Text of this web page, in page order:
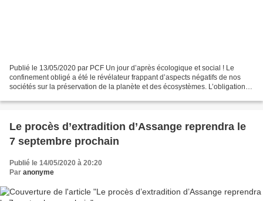
Publié le 13/05/2020 par PCF Un jour d’après écologique et social ! Le
confinement obligé a été le révélateur frappant d’aspects négatifs de nos
sociétés sur la préservation de la planète et des écosystèmes. L’obligation
Le procès d’extradition d’Assange reprendra le
7 septembre prochain
Publié le 14/05/2020 à 20:20
Par anonyme